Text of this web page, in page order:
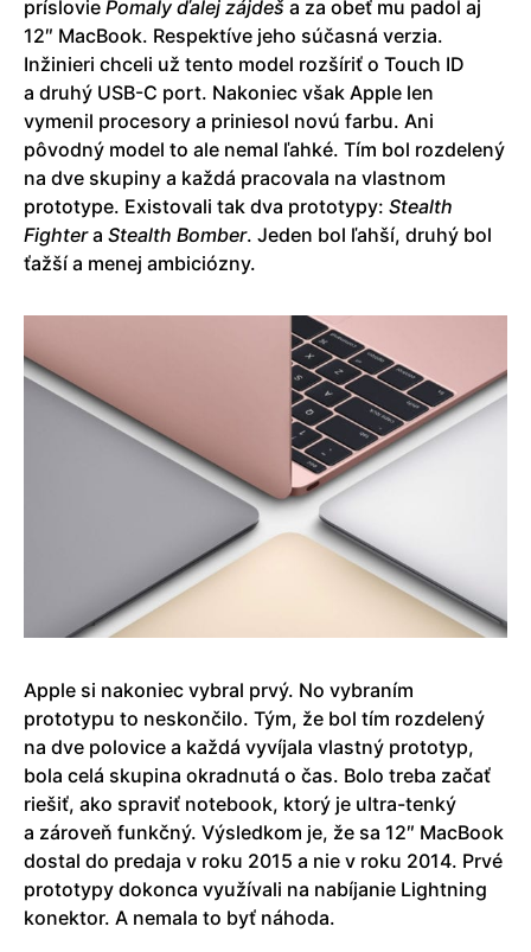
príslovie Pomaly ďalej zájdeš a za obeť mu padol aj
12″ MacBook. Respektíve jeho súčasná verzia.
Inžinieri chceli už tento model rozšíriť o Touch ID
a druhý USB-C port. Nakoniec však Apple len
vymenil procesory a priniesol novú farbu. Ani
pôvodný model to ale nemal ľahké. Tím bol rozdelený
na dve skupiny a každá pracovala na vlastnom
prototype. Existovali tak dva prototypy: Stealth
Fightera Stealth Bomber. Jeden bol ľahší, druhý bol
ťažší a menej ambiciózny.
Apple si nakoniec vybral prvý. No vybraním
prototypu to neskončilo. Tým, že bol tím rozdelený
na dve polovice a každá vyvíjala vlastný prototyp,
bola celá skupina okradnutá o čas. Bolo treba začať
riešiť, ako spraviť notebook, ktorý je ultra-tenký
a zároveň funkčný. Výsledkom je, že sa 12″ MacBook
dostal do predaja v roku 2015 a nie v roku 2014. Prvé
prototypy dokonca využívali na nabíjanie Lightning
konektor. A nemala to byť náhoda.